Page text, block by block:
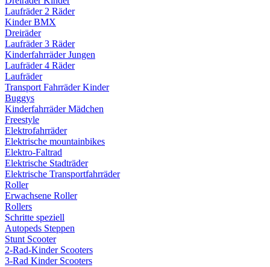
Laufräder 2 Räder
Kinder BMX
Dreiräder
Laufräder 3 Räder
Kinderfahrräder Jungen
Laufräder 4 Räder
Laufräder
Transport Fahrräder Kinder
Buggys
Kinderfahrräder Mädchen
Freestyle
Elektrofahrräder
Elektrische mountainbikes
Elektro-Faltrad
Elektrische Stadträder
Elektrische Transportfahrräder
Roller
Erwachsene Roller
Rollers
Schritte speziell
Autopeds Steppen
Stunt Scooter
2-Rad-Kinder Scooters
3-Rad Kinder Scooters